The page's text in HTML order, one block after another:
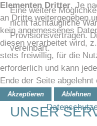
Eine weitere
nicht fachtaugliche
Provisionsverträgen.
vereinbart.
UNSER
Elementen Dritter. Je
an Dritte weitergegeben
kein angemessenes
diesen verarbeitet wird,
stets freiwillig, für die
erforderlich und kann
Ende der Seite
Akzeptieren Ablehnen